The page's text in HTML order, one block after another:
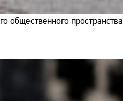
общественного пространства